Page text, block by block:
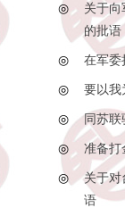
◎
关于
的批语
◎ 在军委
◎ 要以我
◎ 同苏联
◎ 准备打
◎
关于对
语